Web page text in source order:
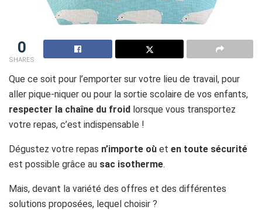
0
SHARES
Que ce soit pour l’emporter sur votre lieu de travail, pour
aller pique-niquer ou pour la sortie scolaire de vos enfants,
respecter la chaîne du froid lorsque vous transportez
votre repas, c’est indispensable !
Dégustez votre repas n’importe où et en toute sécurité
est possible grâce au sac isotherme.
Mais, devant la variété des offres et des différentes
solutions proposées, lequel choisir ?